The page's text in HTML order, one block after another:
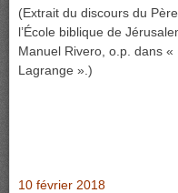
(Extrait du discours du
l’École biblique de
Manuel Rivero, o.p. dans
Lagrange ».)
10 février 2018